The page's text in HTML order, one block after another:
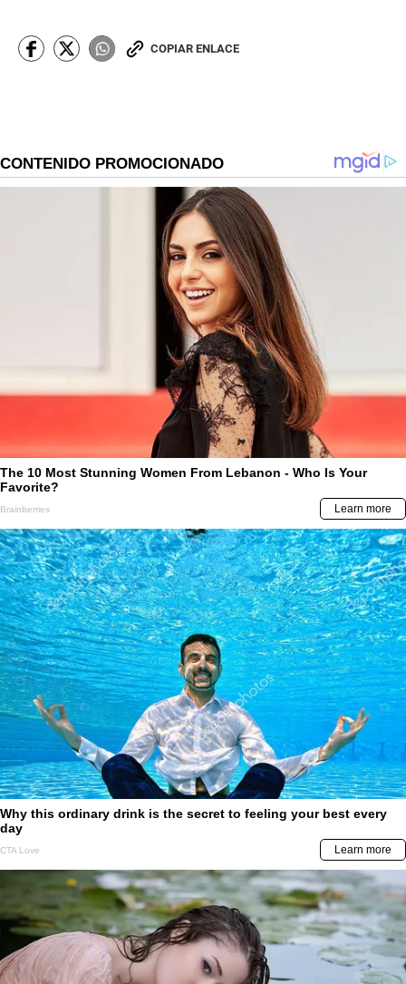
COPIAR ENLACE